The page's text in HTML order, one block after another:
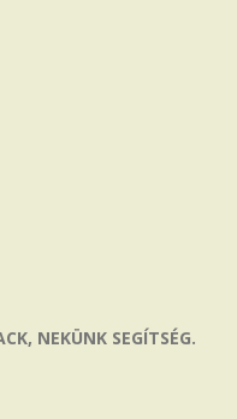
NEKÜNK SEGÍTSÉG.